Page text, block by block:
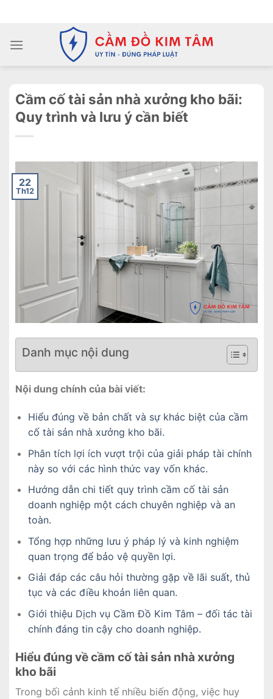
dung
Cầm cố tài sản nhà xưởng kho bãi:
Quy trình và lưu ý cần biết
22
Th12
Danh mục nội dung
Nội dung chính của bài viết:
Hiểu đúng về bản chất và sự khác biệt của cầm
cố tài sản nhà xưởng kho bãi.
Phân tích lợi ích vượt trội của giải pháp tài chính
này so với các hình thức vay vốn khác.
Hướng dẫn chi tiết quy trình cầm cố tài sản
doanh nghiệp một cách chuyên nghiệp và an
toàn.
Tổng hợp những lưu ý pháp lý và kinh nghiệm
quan trọng để bảo vệ quyền lợi.
Giải đáp các câu hỏi thường gặp về lãi suất, thủ
tục và các điều khoản liên quan.
Giới thiệu Dịch vụ Cầm Đồ Kim Tâm – đối tác tài
chính đáng tin cậy cho doanh nghiệp.
Hiểu đúng về cầm cố tài sản nhà xưởng
kho bãi
Trong bối cảnh kinh tế nhiều biến động, việc huy